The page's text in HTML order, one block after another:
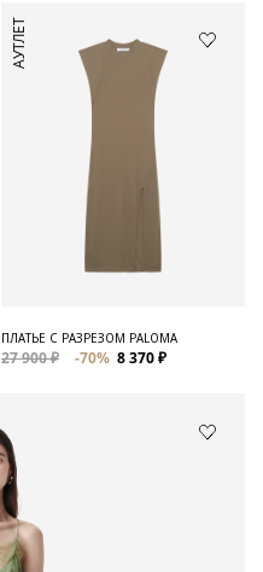
АУТЛЕТ
ПЛАТЬЕ С РАЗРЕЗОМ PALOMA
27 900 ₽ -70% 8 370 ₽